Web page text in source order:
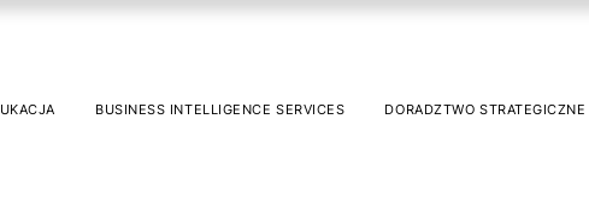
BUSINESS INTELLIGENCE SERVICES DORADZTWO STRATEGICZNE